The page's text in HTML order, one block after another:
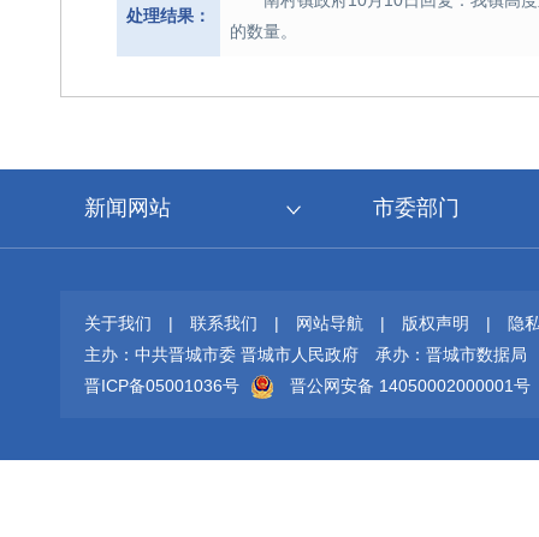
处理结果：
的数量。
新闻网站 市委部门
关于我们 | 联系我们 | 网站导航 | 版权声明 |
隐
主办：中共晋城市委 晋城市人民政府
承办：晋城市数据局
晋ICP备05001036号
晋公网安备 14050002000001号